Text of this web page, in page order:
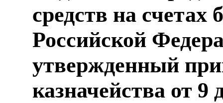
средств на счетах
Российской
утвержденный
казначейства от 9